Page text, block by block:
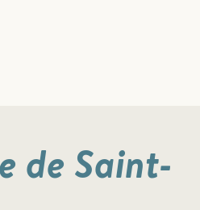
de Saint-